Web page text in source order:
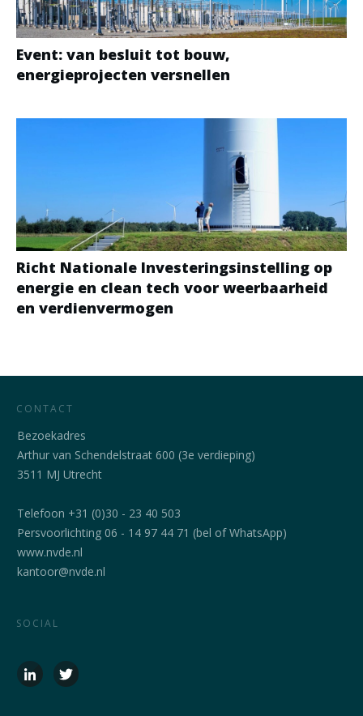
Event: van besluit tot bouw,
energieprojecten versnellen
Richt Nationale Investeringsinstelling op
energie en clean tech voor weerbaarheid
en verdienvermogen
CONTACT
Bezoekadres
Arthur van Schendelstraat 600 (3e verdieping)
3511 MJ Utrecht
Telefoon +31 (0)30 - 23 40 503
Persvoorlichting 06 - 14 97 44 71 (bel of WhatsApp)
www.nvde.nl
kantoor@nvde.nl
SOCIAL